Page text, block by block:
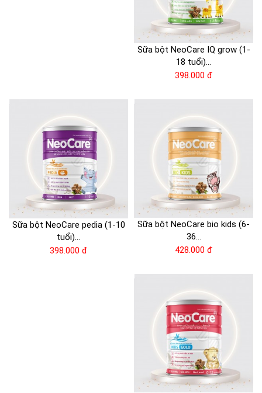
Sữa bột NeoCare IQ grow (1-
18 tuổi)...
398.000 đ
Sữa bột NeoCare pedia (1-10
tuổi)...
398.000 đ
Sữa bột NeoCare bio kids (6-
36...
428.000 đ